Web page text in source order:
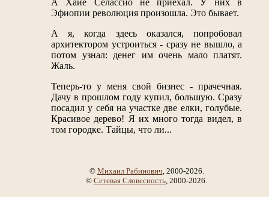
Эфиопии революция произошла. Это бывает.
А я, когда здесь оказался, попробовал
архитектором устроиться - сразу не вышло, а
потом узнал: денег им очень мало платят.
Жаль.
Теперь-то у меня свой бизнес - прачечная.
Дачу в прошлом году купил, большую. Сразу
посадил у себя на участке две елки, голубые.
Красивое дерево! Я их много тогда видел, в
том городке. Тайцы, что ли...
© Михаил Рабинович , 2000-2026.
© Сетевая Словесность , 2000-2026.